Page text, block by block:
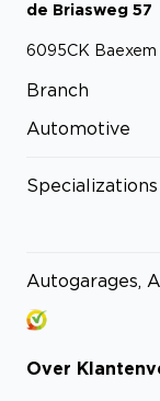
de Briasweg 57
6095CK Baexem
Branch
Automotive
Specializations
Autogarages,
Over